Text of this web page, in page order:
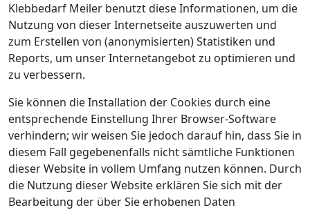
Klebbedarf Meiler benutzt diese Informationen, um die
Nutzung von dieser Internetseite auszuwerten und
zum Erstellen von (anonymisierten) Statistiken und
Reports, um unser Internetangebot zu optimieren und
zu verbessern.
Sie können die Installation der Cookies durch eine
entsprechende Einstellung Ihrer Browser-Software
verhindern; wir weisen Sie jedoch darauf hin, dass Sie in
diesem Fall gegebenenfalls nicht sämtliche Funktionen
dieser Website in vollem Umfang nutzen können. Durch
die Nutzung dieser Website erklären Sie sich mit der
Bearbeitung der über Sie erhobenen Daten